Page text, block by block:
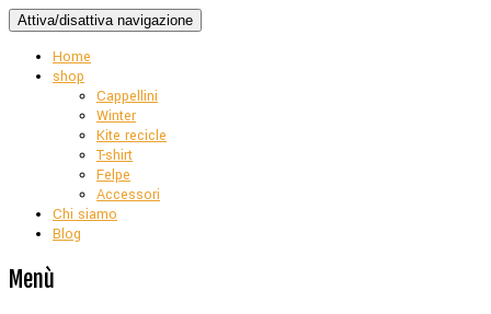
Attiva/disattiva navigazione
Home
shop
Cappellini
Winter
Kite recicle
T-shirt
Felpe
Accessori
Chi siamo
Blog
Menù